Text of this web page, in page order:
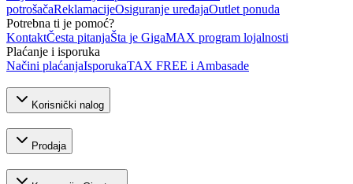
potrošačaReklamacijeOsiguranje uređajaOutlet ponuda
Potrebna ti je pomoć?
KontaktČesta pitanjaŠta je GigaMAX program lojalnosti
Plaćanje i isporuka
Načini plaćanjaIsporukaTAX FREE i Ambasade
Korisnički nalog
Prodaja